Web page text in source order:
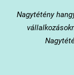
Nagytétény